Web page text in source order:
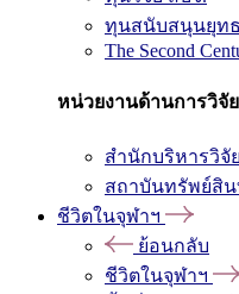
ทุนสนับสนุนยุท
The Second
หน่วยงานด้านการวิจัย
สำนักบริหารวิจัย
สถาบันทรัพย์สิ
ชีวิตในจุฬาฯ
ย้อนกลับ
ชีวิตในจุฬาฯ